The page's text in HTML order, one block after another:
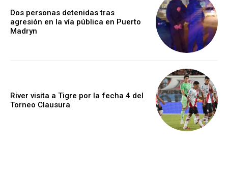
Dos personas detenidas tras
agresión en la vía pública en Puerto
Madryn
River visita a Tigre por la fecha 4 del
Torneo Clausura